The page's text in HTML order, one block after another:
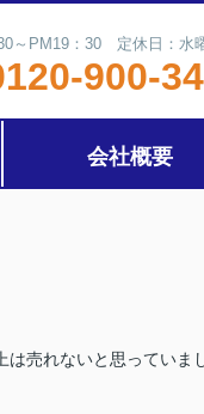
～PM19：30 定休日：水
900-
会社概要
売れないと思っていま